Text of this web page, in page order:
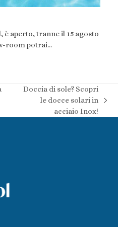
aperto, tranne il 15 agosto
room potrai…
articolo
successivo:
Doccia di sole? Scopri
le docce solari in
acciaio Inox!